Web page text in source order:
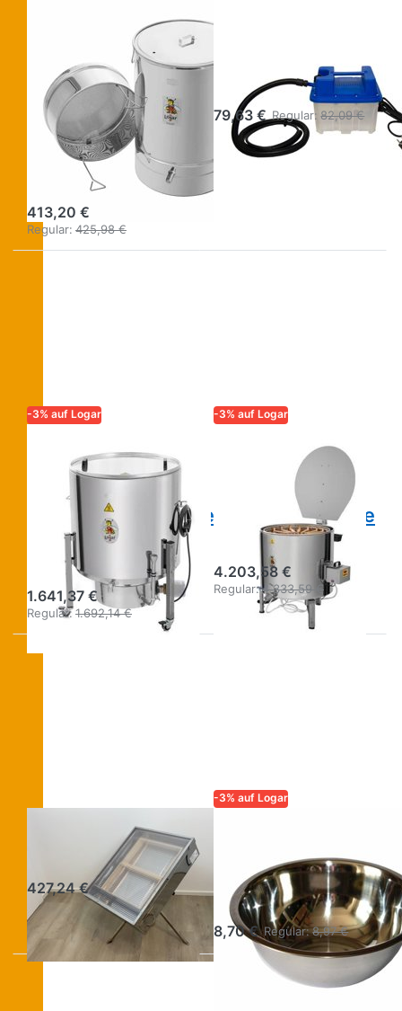
ZUVERLÄSSIGKEIT FÜR
Kleinwachsschmelzer
und Desinfektor
ohne
Dampfgenerator
(100 l)
413,20 €
Regular: 425,98 €
2200 W/230 V
79,63 € Regular: 82,09 €
-3% auf Logar
ZUVERLÄSSIGKEIT FÜR
Logar
Dampfwachsschmelzer
isoliert Ø 63 cm,
2,5 kW
1.641,37 €
Regular:1.692,14 €
-3% auf Logar
LOGAR – QUALITÄT UND
ZUVERLÄSSIGKEIT FÜR
Wachszentrifuge
ø 76 cm, isoliert
4.203,58 €
Regular:4.333,59 €
Solarwachsschmelzer
427,24 €
-3% auf Logar
Logar Behälter
für Wachs 2 l
8,70 € Regular:8,97 €